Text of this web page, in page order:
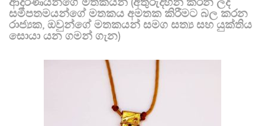
සමීපතමයන්ගේ මතකය අමතක කිරීමට බල කරන
රාජ්‍යක, ඔවුන්ගේ මතකයන් සමග සත්‍ය සහ යුක්තිය
සොයා යන ගමන් ගැන)